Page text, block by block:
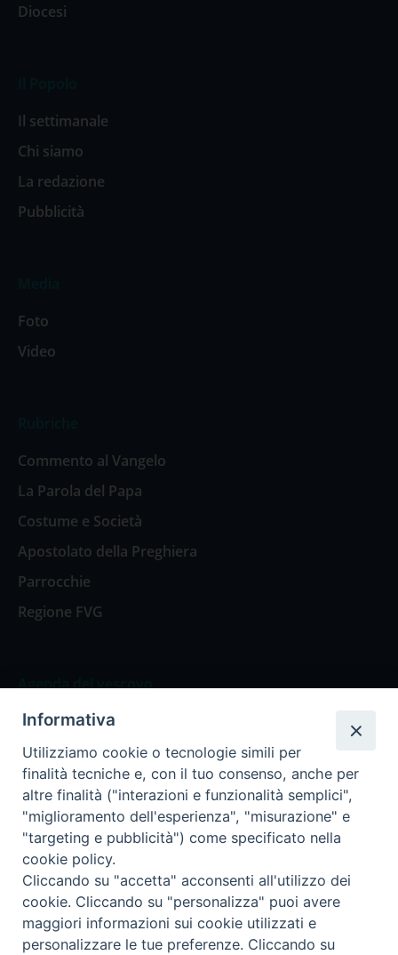
Diocesi
Il settimanale
Chi siamo
La redazione
Pubblicità
Foto
Video
Commento al Vangelo
La Parola del Papa
Costume e Società
Apostolato della Preghiera
Parrocchie
Regione FVG
Agenda del vescovo
Agenda del vescovo
Privacy Policy Trasparenza
Termini e Condizioni
Informativa per il trattamento dei dati personali
Informativa
Utilizziamo cookie o tecnologie simili per
finalità tecniche e, con il tuo consenso, anche per
altre finalità ("interazioni e funzionalità semplici",
"miglioramento dell'esperienza", "misurazione" e
"targeting e pubblicità") come specificato nella
cookie policy.
Cliccando su "accetta" acconsenti all'utilizzo dei
cookie. Cliccando su "personalizza" puoi avere
maggiori informazioni sui cookie utilizzati e
personalizzare le tue preferenze. Cliccando su